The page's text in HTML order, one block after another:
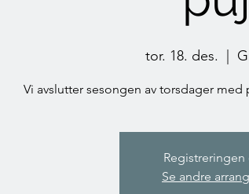
tor. 18. des.
Vi avslutter sesongen av torsdager
Registreringen
Se andre